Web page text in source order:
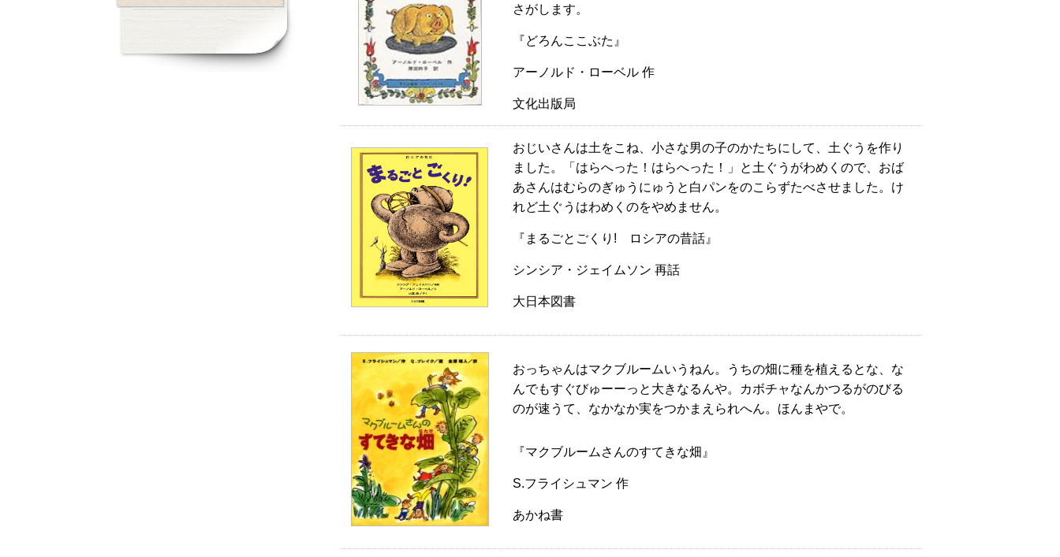
さがします。
『どろんここぶた』
アーノルド・ローベル 作
文化出版局
おじいさんは土をこね、小さな男の子のかたちにして、土ぐうを作り
ました。「はらへった！はらへった！」と土ぐうがわめくので、おば
あさんはむらのぎゅうにゅうと白パンをのこらずたべさせました。け
れど土ぐうはわめくのをやめません。
『まるごとごくり! ロシアの昔話』
シンシア・ジェイムソン 再話
大日本図書
おっちゃんはマクブルームいうねん。うちの畑に種を植えるとな、な
んでもすぐびゅーーっと大きなるんや。カボチャなんかつるがのびる
のが速うて、なかなか実をつかまえられへん。ほんまやで。
『マクブルームさんのすてきな畑』
S.フライシュマン 作
あかね書